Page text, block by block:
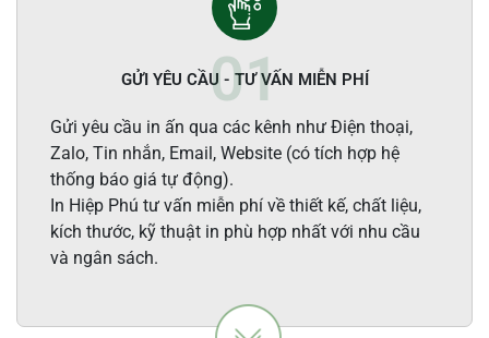
GỬI YÊU CẦU - TƯ VẤN MIỄN PHÍ
Gửi yêu cầu in ấn qua các kênh như Điện thoại,
Zalo, Tin nhắn, Email, Website (có tích hợp hệ
thống báo giá tự động).
In Hiệp Phú tư vấn miễn phí về thiết kế, chất liệu,
kích thước, kỹ thuật in phù hợp nhất với nhu cầu
và ngân sách.